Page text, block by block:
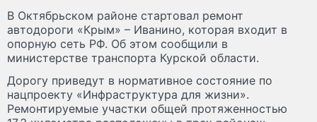
В Октябрьском районе стартовал ремонт
автодороги «Крым» – Иванино, которая входит в
опорную сеть РФ. Об этом сообщили в
министерстве транспорта Курской области.
Дорогу приведут в нормативное состояние по
нацпроекту «Инфраструктура для жизни».
Ремонтируемые участки общей протяженностью